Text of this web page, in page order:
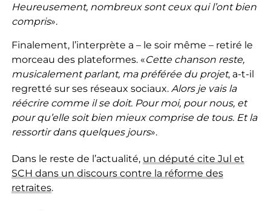
Heureusement, nombreux sont ceux qui l’ont bien
compris».
Finalement, l’interprète a – le soir même – retiré le
morceau des plateformes. «Cette chanson reste,
musicalement parlant, ma préférée du projet, a-t-il
regretté sur ses réseaux sociaux. Alors je vais la
réécrire comme il se doit. Pour moi, pour nous, et
pour qu’elle soit bien mieux comprise de tous. Et la
ressortir dans quelques jours».
Dans le reste de l’actualité, un député cite Jul et
SCH dans un discours contre la réforme des
retraites.